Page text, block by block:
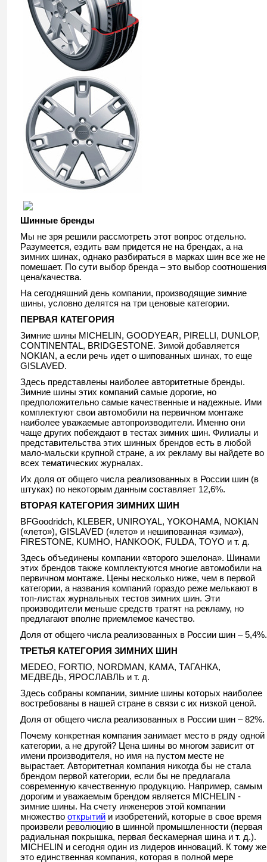
Шинные бренды
Мы не зря решили рассмотреть этот вопрос отдельно.
Разумеется, ездить вам придется не на брендах, а на
зимних шинах, однако разбираться в марках шин все же не
помешает. По сути выбор бренда – это выбор соотношения
цена/качества.
На сегодняшний день компании, производящие зимние
шины, условно делятся на три ценовые категории.
ПЕРВАЯ КАТЕГОРИЯ
Зимние шины MICHELIN, GOODYEAR, PIRELLI, DUNLOP,
CONTINENTAL, BRIDGESTONE. Зимой добавляется
NOKIAN, а если речь идет о шипованных шинах, то еще
GISLAVED.
Здесь представлены наиболее авторитетные бренды.
Зимние шины этих компаний самые дорогие, но
предположительно самые качественные и надежные. Ими
комплектуют свои автомобили на первичном монтаже
наиболее уважаемые автопроизводители. Именно они
чаще других побеждают в тестах зимних шин. Филиалы и
представительства этих шинных брендов есть в любой
мало-мальски крупной стране, а их рекламу вы найдете во
всех тематических журналах.
Их доля от общего числа реализованных в России шин (в
штуках) по некоторым данным составляет 12,6%.
ВТОРАЯ КАТЕГОРИЯ ЗИМНИХ ШИН
BFGoodridch, KLEBER, UNIROYAL, YOKOHAMA, NOKIAN
(«лето»), GISLAVED («лето» и нешипованная «зима»),
FIRESTONE, KUMHO, HANKOOK, FULDA, TOYO и т. д.
Здесь объединены компании «второго эшелона». Шинами
этих брендов также комплектуются многие автомобили на
первичном монтаже. Цены несколько ниже, чем в первой
категории, а названия компаний гораздо реже мелькают в
топ-листах журнальных тестов зимних шин. Эти
производители меньше средств тратят на рекламу, но
предлагают вполне приемлемое качество.
Доля от общего числа реализованных в России шин – 5,4%.
ТРЕТЬЯ КАТЕГОРИЯ ЗИМНИХ ШИН
MEDEO, FORTIO, NORDMAN, КАМА, ТАГАНКА,
МЕДВЕДЬ, ЯРОСЛАВЛЬ и т. д.
Здесь собраны компании, зимние шины которых наиболее
востребованы в нашей стране в связи с их низкой ценой.
Доля от общего числа реализованных в России шин – 82%.
Почему конкретная компания занимает место в ряду одной
категории, а не другой? Цена шины во многом зависит от
имени производителя, но имя на пустом месте не
вырастает. Авторитетная компания никогда бы не стала
брендом первой категории, если бы не предлагала
современную качественную продукцию. Например, самым
дорогим и уважаемым брендом является MICHELIN -
зимние шины. На счету инженеров этой компании
множество открытий и изобретений, которые в свое время
произвели революцию в шинной промышленности (первая
радиальная покрышка, первая бескамерная шина и т. д.).
MICHELIN и сегодня один из лидеров инноваций. К тому же
это единственная компания, которая в полной мере